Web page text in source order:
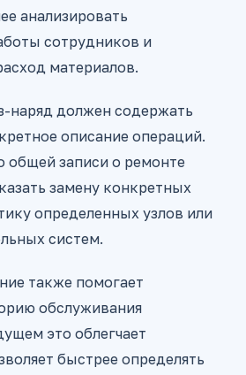
анализировать
сотрудников и
материалов.
наряд должен содержать
описание операций.
общей записи о ремонте
замену конкретных
определенных узлов или
систем.
также помогает
обслуживания
это облегчает
быстрее определять